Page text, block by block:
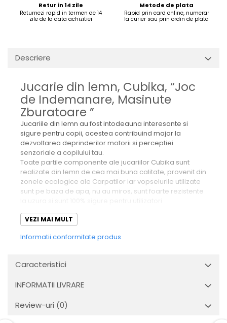
Retur in 14 zile
Returnezi rapid in termen de 14
zile de la data achizitiei
Metode de plata
Rapid prin card online, numerar
la curier sau prin ordin de plata
Descriere
Jucarie din lemn, Cubika, “Joc
de Indemanare, Masinute
Zburatoare ”
Jucariile din lemn au fost intodeauna interesante si
sigure pentru copii, acestea contribuind major la
dezvoltarea deprinderilor motorii si perceptiei
senzoriale a copilului tau.
Toate partile componente ale jucariilor Cubika sunt
realizate din lemn de cea mai buna calitate, provenit din
zonele ecologice ale Carpatilor iar vopselurile utilizate
sunt pe baza de apa, nu au miros, sunt foarte rezistente
Jocul de Indemanare, Masinute Zburatoarea este un joc
complex ce poate ajuta semnificativ copilul tau in
mod distractiv, sporindu-i dexteritatea, atentia, simtul
potriveasca formele si este, in acelasi timp, si jucarie de
astfel incat copilul dumnevoastra sa se poata juca in
Caracteristici produs:
VEZI MAI MULT
Informatii conformitate produs
Caracteristici
INFORMATII LIVRARE
Review-uri (0)